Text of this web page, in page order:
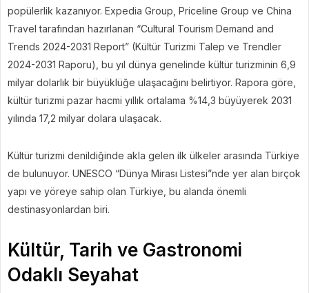
popülerlik kazanıyor. Expedia Group, Priceline Group ve China
Travel tarafından hazırlanan “Cultural Tourism Demand and
Trends 2024-2031 Report” (Kültür Turizmi Talep ve Trendler
2024-2031 Raporu), bu yıl dünya genelinde kültür turizminin 6,9
milyar dolarlık bir büyüklüğe ulaşacağını belirtiyor. Rapora göre,
kültür turizmi pazar hacmi yıllık ortalama %14,3 büyüyerek 2031
yılında 17,2 milyar dolara ulaşacak.
Kültür turizmi denildiğinde akla gelen ilk ülkeler arasında Türkiye
de bulunuyor. UNESCO “Dünya Mirası Listesi”nde yer alan birçok
yapı ve yöreye sahip olan Türkiye, bu alanda önemli
destinasyonlardan biri.
Kültür, Tarih ve Gastronomi
Odaklı Seyahat